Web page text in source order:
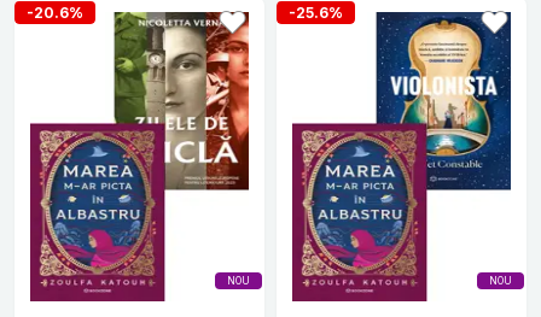
NOU
-20.6%
NOU
-25.6%